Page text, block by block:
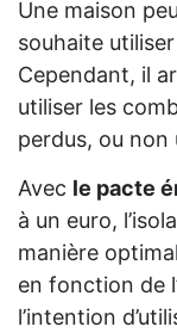
Une maison
souhaite
Cependant, il
utiliser les
perdus, ou non
Avec le pacte
à un euro,
manière
en fonction de
l’intention